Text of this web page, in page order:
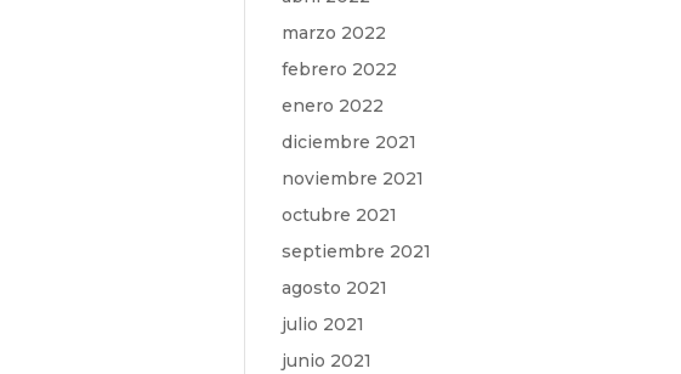
marzo 2022
febrero 2022
enero 2022
diciembre 2021
noviembre 2021
octubre 2021
septiembre 2021
agosto 2021
julio 2021
junio 2021